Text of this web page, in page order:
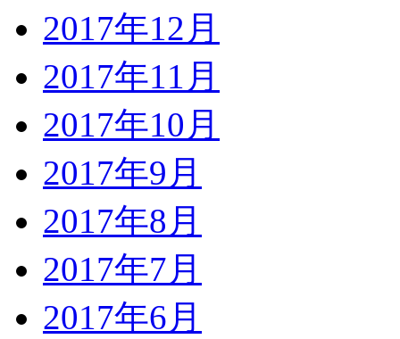
2017年12月
2017年11月
2017年10月
2017年9月
2017年8月
2017年7月
2017年6月